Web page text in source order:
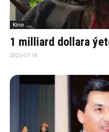
Kino
1 milliard dollara
2025-07-18